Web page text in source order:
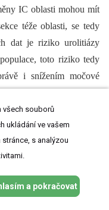
IC oblasti mohou mít
téže oblasti, se tedy
dat je riziko urolitiázy
toto riziko tedy
i snížením močové
práci mezi skupinami
že pacienti s CD
prevence tvorby
všech souborů
ukládání ve vašem
s analýzou
a pokračovat